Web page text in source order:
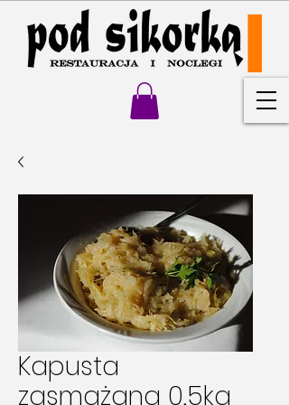
Kapusta
zasmażana 0,5kg